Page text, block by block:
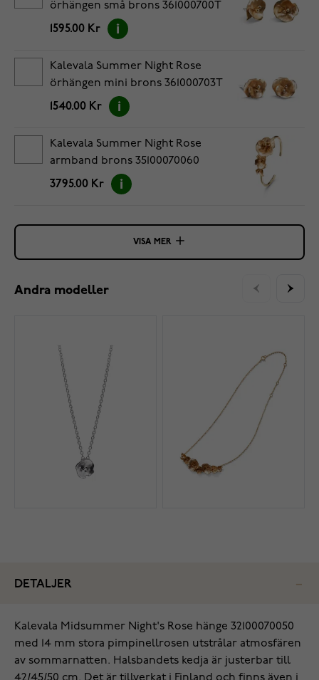
örhängen små brons 361000700T
1595.00 Kr
Kalevala Summer Night Rose
örhängen mini brons 361000703T
1540.00 Kr
Kalevala Summer Night Rose
armband brons 35100070060
3795.00 Kr
VISA MER
Andra modeller
DETALJER
Kalevala Midsummer Night's Rose hänge 32100070050
med 14 mm stora pimpinellrosen utstrålar atmosfären
av sommarnatten. Halsbandets kedja är justerbar till